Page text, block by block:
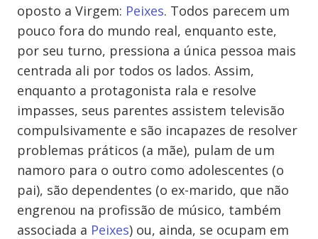
oposto a Virgem: Peixes. Todos parecem um
pouco fora do mundo real, enquanto este,
por seu turno, pressiona a única pessoa mais
centrada ali por todos os lados. Assim,
enquanto a protagonista rala e resolve
impasses, seus parentes assistem televisão
compulsivamente e são incapazes de resolver
problemas práticos (a mãe), pulam de um
namoro para o outro como adolescentes (o
pai), são dependentes (o ex-marido, que não
engrenou na profissão de músico, também
associada a Peixes) ou, ainda, se ocupam em